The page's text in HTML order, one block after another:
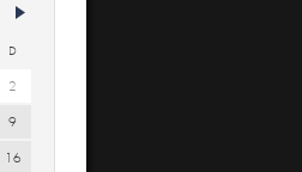
D
2
9
16